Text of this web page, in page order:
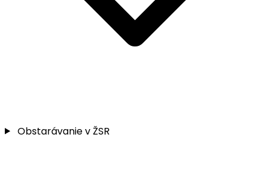
Obstarávanie v ŽSR